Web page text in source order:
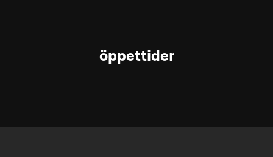
öppettider